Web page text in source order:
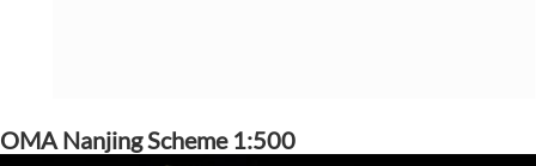
OMA Nanjing Scheme 1:500